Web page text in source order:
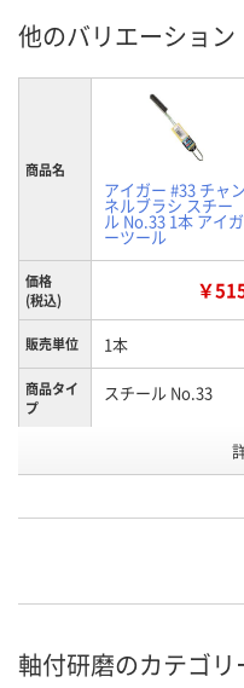
他のバリエーション
商品名
アイガー #33 チャン
ネルブラシ スチー
ル No.33 1本 アイガ
ーツール
価格
(税込)
￥
販売単位 1本
商品タイ
プ
スチール No.33
カゴへ
軸付研磨のカテゴリ